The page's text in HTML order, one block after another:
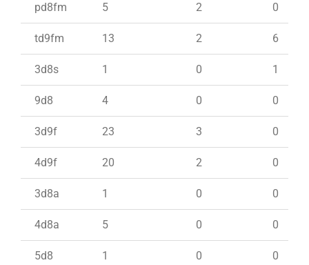
pd8fm 5 2 0
td9fm 13 2 6
3d8s 1 0 1
9d8 4 0 0
3d9f 23 3 0
4d9f 20 2 0
3d8a 1 0 0
4d8a 5 0 0
5d8 1 0 0